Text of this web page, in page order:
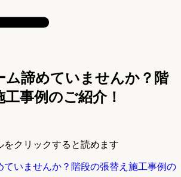
ム諦めていませんか？階
事例のご紹介！
クリックすると読めます
ていませんか？階段の張替え施工事例の